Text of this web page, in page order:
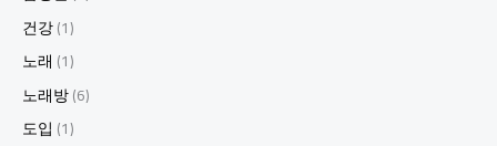
건강(1)
노래 (1)
노래방(6)
도입 (1)